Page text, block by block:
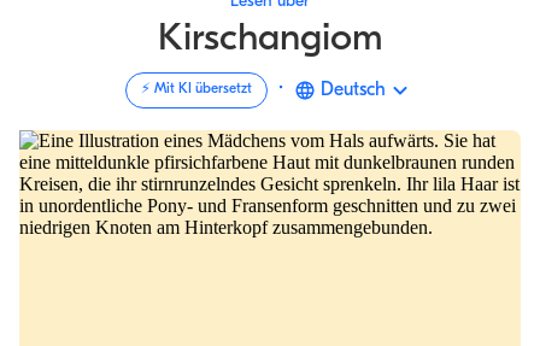
Kirschangiom
⚡️ Mit KI übersetzt · Deutsch